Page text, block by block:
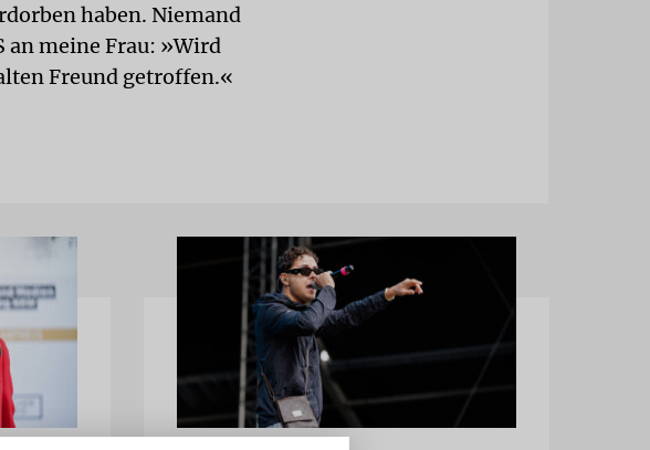
haben. Niemand
an meine Frau: »Wird
Freund getroffen.«